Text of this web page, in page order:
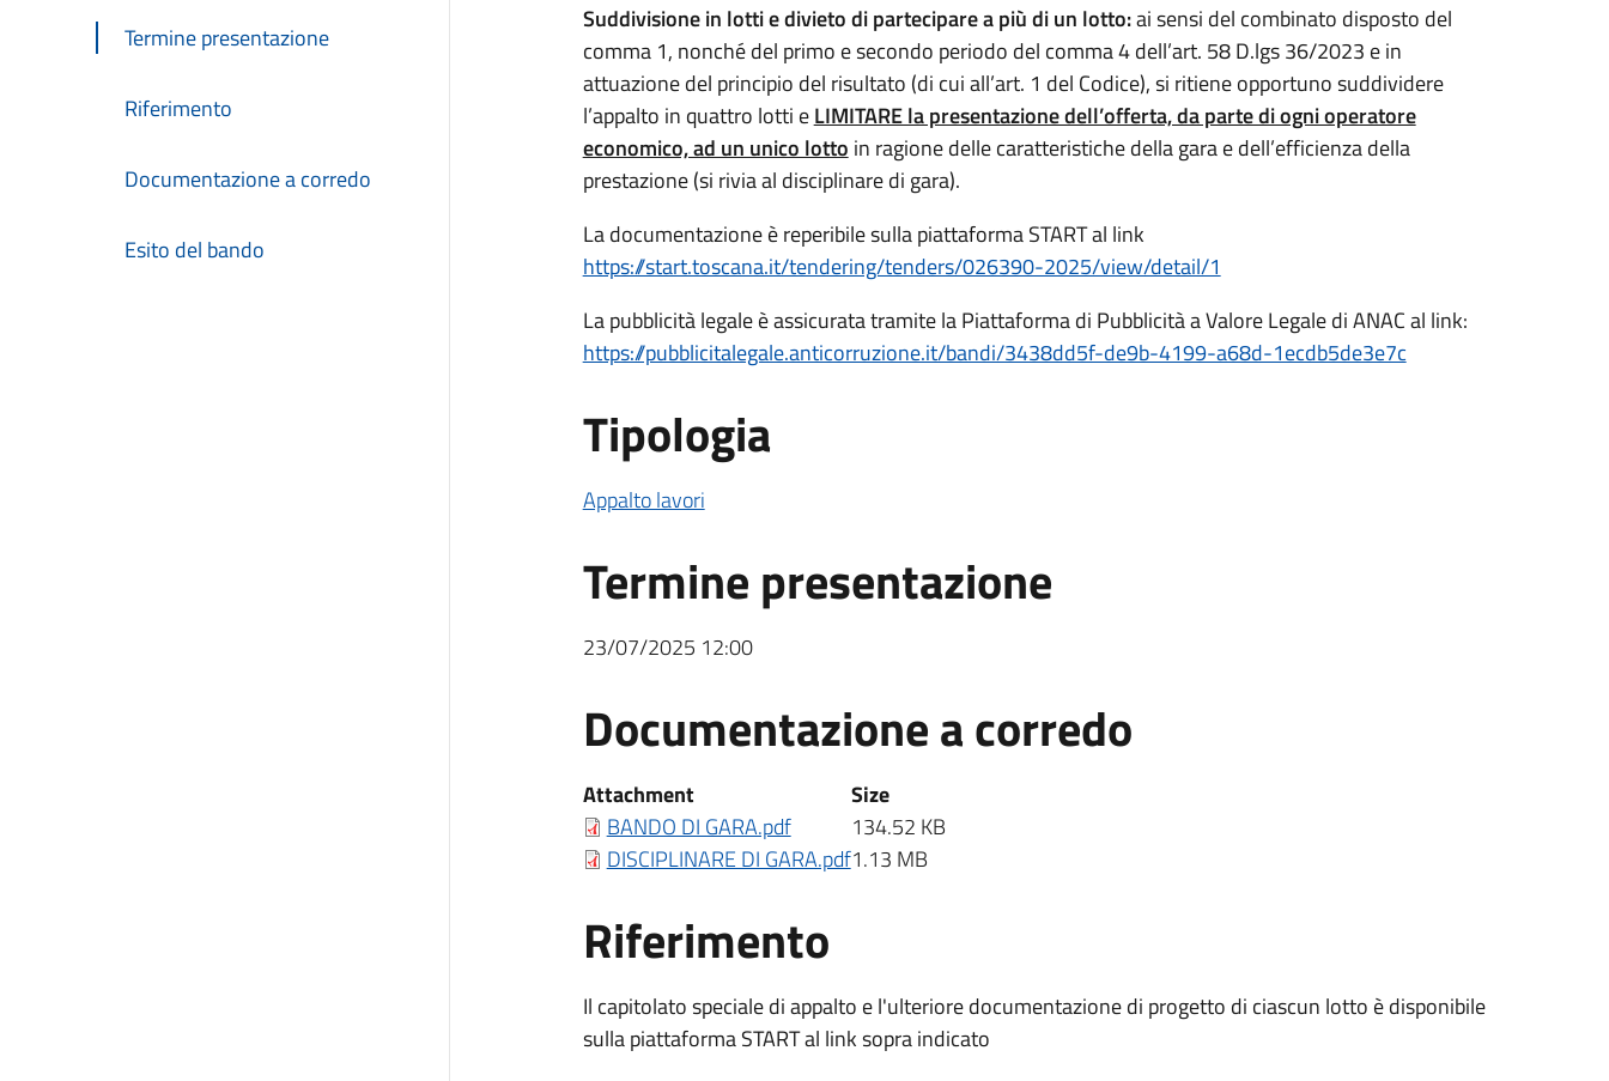
Termine presentazione
Riferimento
Documentazione a corredo
Esito del bando
Suddivisione in lotti e divieto di partecipare a più di un lotto:ai sensi del combinato disposto del
comma 1, nonché del primo e secondo periodo del comma 4 dell’art. 58 D.lgs 36/2023 e in
attuazione del principio del risultato (di cui all’art. 1 del Codice), si ritiene opportuno suddividere
l’appalto in quattro lotti eLIMITARE la presentazione dell’offerta, da parte di ogni operatore
economico, ad un unico lotto in ragione delle caratteristiche della gara e dell’efficienza della
prestazione (si rivia al disciplinare di gara).
La documentazione è reperibile sulla piattaforma START al link
https://start.toscana.it/tendering/tenders/026390-2025/view/detail/1
La pubblicità legale è assicurata tramite la Piattaforma di Pubblicità a Valore Legale di ANAC al link:
https://pubblicitalegale.anticorruzione.it/bandi/3438dd5f-de9b-4199-a68d-1ecdb5de3e7c
Tipologia
Appalto lavori
Termine presentazione
23/07/2025 12:00
Documentazione a corredo
Documentazione a corredo
Attachment
Size
BANDO DI GARA.pdf
134.52 KB
DISCIPLINARE DI GARA.pdf1.13 MB
Riferimento
Riferimento
Il capitolato speciale di appalto e l'ulteriore documentazione di progetto di ciascun lotto è disponibile
sulla piattaforma START al link sopra indicato